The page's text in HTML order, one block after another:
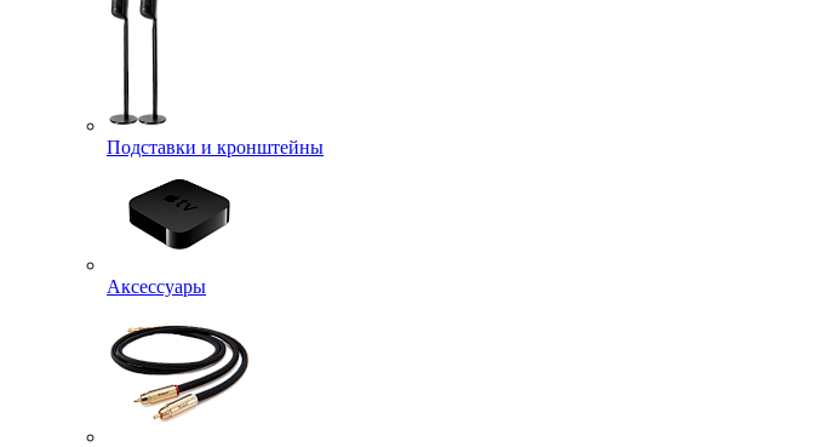
Подставки и кронштейны
Аксессуары